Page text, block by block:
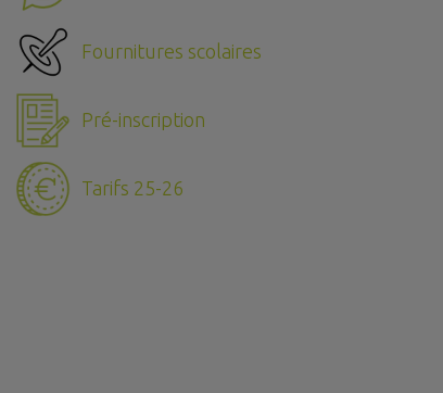
Fournitures scolaires
Pré-inscription
Tarifs 25-26